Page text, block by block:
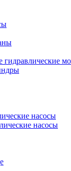
насосы
насосы